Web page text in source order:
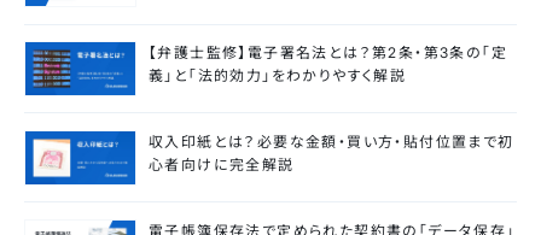
【弁護士監修】電子署名法とは？第2条・第3条の「定
義」と「法的効力」をわかりやすく解説
収入印紙とは？必要な金額・買い方・貼付位置まで初
心者向けに完全解説
電子帳簿保存法で定められた契約書の「データ保存」